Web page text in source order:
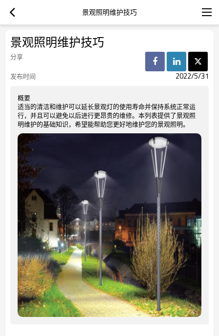
景观照明维护技巧
景观照明维护技巧
分享
发布时间
2022/5/31
概要
适当的清洁和维护可以延长景观灯的使用寿命并保持系统正常运
行，并且可以避免以后进行更昂贵的维修。本列表提供了景观照
明维护的基础知识，希望能帮助您更好地维护您的景观照明。